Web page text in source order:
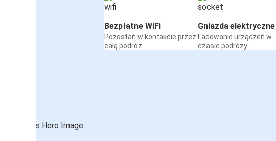
Bezpłatne WiFi
Pozostań w kontakcie przez
całą podróż
Gniazda elektryczne
Ładowanie urządzeń w
czasie podróży